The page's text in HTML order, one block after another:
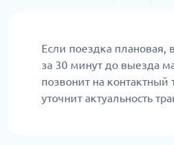
Если поездка плановая,
за 30 минут до выезда
позвонит на контактный
уточнит актуальность